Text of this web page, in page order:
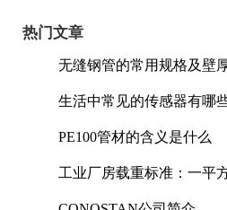
热门文章
无缝钢管的常用规格及壁
生活中常见的传感器有哪
PE100管材的含义是什么
工业厂房载重标准：一平